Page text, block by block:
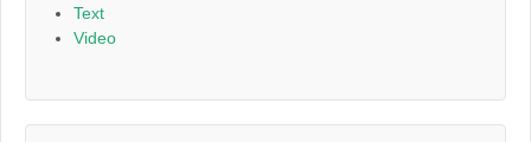
Text
Video